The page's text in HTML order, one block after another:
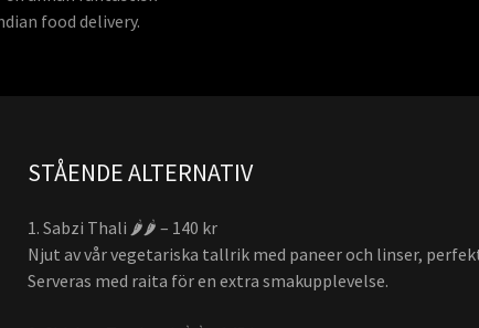
food delivery.
STÅENDE ALTERNATIV
1. Sabzi Thali 🌶️🌶️ – 140 kr
Njut av vår vegetariska tallrik med paneer och linser,
Serveras med raita för en extra smakupplevelse.